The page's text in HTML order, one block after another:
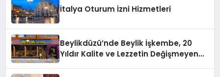
İtalya Oturum İzni Hizmetleri
Beylikdüzü’nde Beylik İşkembe, 20
Yıldır Kalite ve Lezzetin Değişmeyen